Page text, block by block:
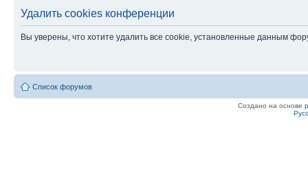
Удалить cookies конференции
Вы уверены, что хотите удалить все cookie, установленные данным
Список форумов
Создано на основе